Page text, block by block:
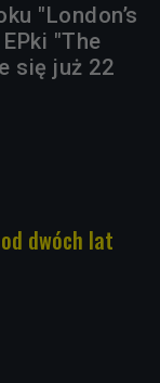
"London’s
"The
się już 22
dwóch lat